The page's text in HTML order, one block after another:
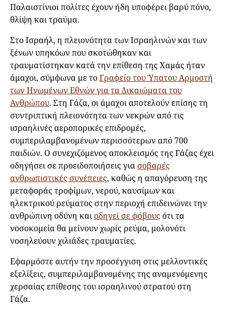
Παλαιστίνιοι πολίτες έχουν ήδη υποφέρει βαρύ πόνο,
θλίψη και τραύμα.
Στο Ισραήλ, η πλειονότητα των Ισραηλινών και των
ξένων υπηκόων που σκοτώθηκαν και
τραυματίστηκαν κατά την επίθεση της Χαμάς ήταν
άμαχοι, σύμφωνα με τοΓραφείο του Ύπατου Αρμοστή
των Ηνωμένων Εθνών για τα Δικαιώματα του
Ανθρώπου. Στη Γάζα, οι άμαχοι αποτελούν επίσης τη
συντριπτική πλειονότητα των νεκρών από τις
ισραηλινές αεροπορικές επιδρομές,
συμπεριλαμβανομένων περισσότερων από 700
παιδιών. Ο συνεχιζόμενος αποκλεισμός της Γάζας έχει
οδηγήσει σε προειδοποιήσεις για σοβαρές
ανθρωπιστικές συνέπειες, καθώς η απαγόρευση της
μεταφοράς τροφίμων, νερού, καυσίμων και
ηλεκτρικού ρεύματος στην περιοχή επιδεινώνει την
ανθρώπινη οδύνη καιοδηγεί σε φόβουςότι τα
νοσοκομεία θα μείνουν χωρίς ρεύμα, μολονότι
νοσηλεύουν χιλιάδες τραυματίες.
Εφαρμόστε αυτήν την προσέγγιση στις μελλοντικές
εξελίξεις, συμπεριλαμβανομένης της αναμενόμενης
χερσαίας επίθεσης του ισραηλινού στρατού στη
Γάζα.